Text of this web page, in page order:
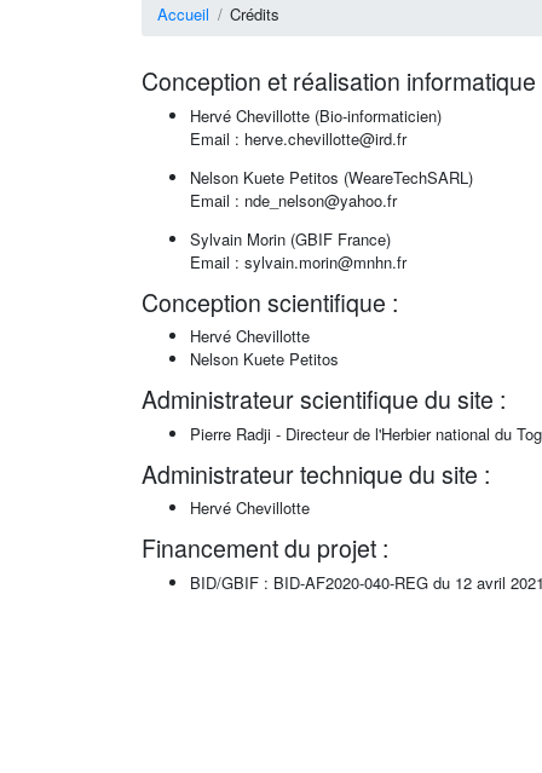
Accueil Crédits
Conception et réalisation
Hervé Chevillotte (Bio-informaticien)
Email : herve.chevillotte@ird.fr
Nelson Kuete Petitos (WeareTechSARL)
Email : nde_nelson@yahoo.fr
Sylvain Morin (GBIF France)
Email : sylvain.morin@mnhn.fr
Conception scientifique :
Hervé Chevillotte
Nelson Kuete Petitos
Administrateur scientifique du site :
Pierre Radji - Directeur de l'Herbier national du
Administrateur technique du site :
Hervé Chevillotte
Financement du projet :
BID/GBIF : BID-AF2020-040-REG du 12 avril